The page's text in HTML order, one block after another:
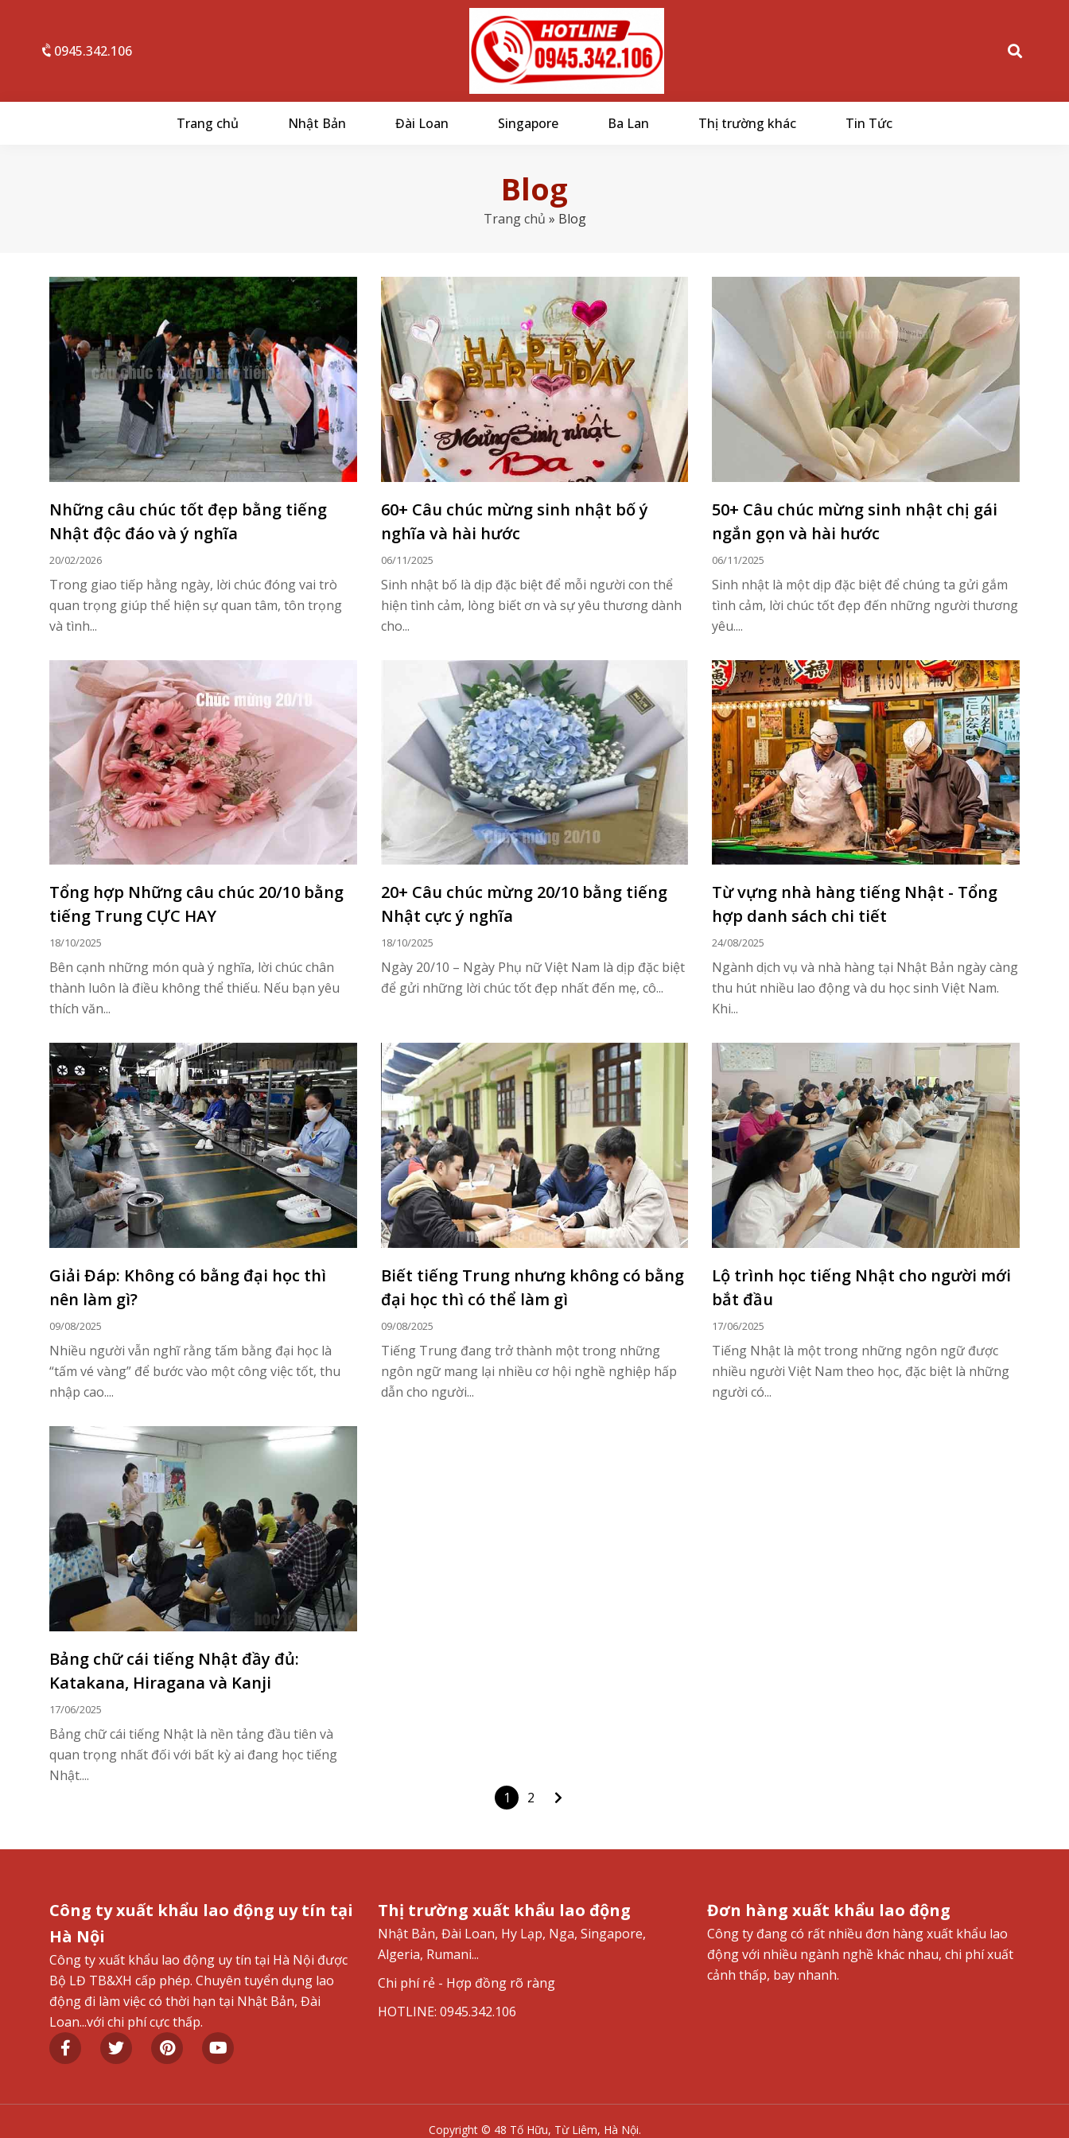
0945.342.106
Trang chủ Nhật Bản Đài Loan Singapore Ba Lan Thị trường khác Tin Tức
Blog
Trang chủ » Blog
Những câu chúc tốt đẹp bằng tiếng
Nhật độc đáo và ý nghĩa
20/02/2026
Trong giao tiếp hằng ngày, lời chúc đóng vai trò
quan trọng giúp thể hiện sự quan tâm, tôn trọng
và tình...
60+ Câu chúc mừng sinh nhật bố ý
nghĩa và hài hước
06/11/2025
Sinh nhật bố là dịp đặc biệt để mỗi người con thể
hiện tình cảm, lòng biết ơn và sự yêu thương dành
cho...
50+ Câu chúc mừng sinh nhật chị gái
ngắn gọn và hài hước
06/11/2025
Sinh nhật là một dịp đặc biệt để chúng ta gửi gắm
tình cảm, lời chúc tốt đẹp đến những người thương
yêu....
Tổng hợp Những câu chúc 20/10 bằng
tiếng Trung CỰC HAY
18/10/2025
Bên cạnh những món quà ý nghĩa, lời chúc chân
thành luôn là điều không thể thiếu. Nếu bạn yêu
thích văn...
20+ Câu chúc mừng 20/10 bằng tiếng
Nhật cực ý nghĩa
18/10/2025
Ngày 20/10 – Ngày Phụ nữ Việt Nam là dịp đặc biệt
để gửi những lời chúc tốt đẹp nhất đến mẹ, cô...
Từ vựng nhà hàng tiếng Nhật - Tổng
hợp danh sách chi tiết
24/08/2025
Ngành dịch vụ và nhà hàng tại Nhật Bản ngày càng
thu hút nhiều lao động và du học sinh Việt Nam.
Khi...
Giải Đáp: Không có bằng đại học thì
nên làm gì?
09/08/2025
Nhiều người vẫn nghĩ rằng tấm bằng đại học là
“tấm vé vàng” để bước vào một công việc tốt, thu
nhập cao....
Biết tiếng Trung nhưng không có bằng
đại học thì có thể làm gì
09/08/2025
Tiếng Trung đang trở thành một trong những
ngôn ngữ mang lại nhiều cơ hội nghề nghiệp hấp
dẫn cho người...
Lộ trình học tiếng Nhật cho người mới
bắt đầu
17/06/2025
Tiếng Nhật là một trong những ngôn ngữ được
nhiều người Việt Nam theo học, đặc biệt là những
người có...
Bảng chữ cái tiếng Nhật đầy đủ:
Katakana, Hiragana và Kanji
17/06/2025
Bảng chữ cái tiếng Nhật là nền tảng đầu tiên và
quan trọng nhất đối với bất kỳ ai đang học tiếng
Nhật....
1
2
Công ty xuất khẩu lao động uy tín tại
Hà Nội
Công ty xuất khẩu lao động uy tín tại Hà Nội được
Bộ LĐ TB&XH cấp phép. Chuyên tuyển dụng lao
động đi làm việc có thời hạn tại Nhật Bản, Đài
Loan...với chi phí cực thấp.
Thị trường xuất khẩu lao động
Nhật Bản, Đài Loan, Hy Lạp, Nga, Singapore,
Algeria, Rumani...
Chi phí rẻ - Hợp đồng rõ ràng
HOTLINE: 0945.342.106
Đơn hàng xuất khẩu lao động
Công ty đang có rất nhiều đơn hàng xuất khẩu lao
động với nhiều ngành nghề khác nhau, chi phí xuất
cảnh thấp, bay nhanh.
Copyright © 48 Tố Hữu, Từ Liêm, Hà Nội.